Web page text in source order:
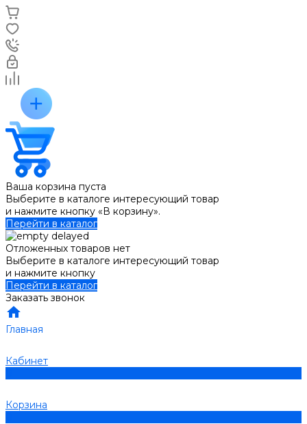
Ваша корзина пуста
Выберите в каталоге интересующий товар
и нажмите кнопку «В корзину».
Перейти в каталог
Отложенных товаров нет
Выберите в каталоге интересующий товар
и нажмите кнопку
Перейти в каталог
Заказать звонок
Главная
Кабинет
Корзина